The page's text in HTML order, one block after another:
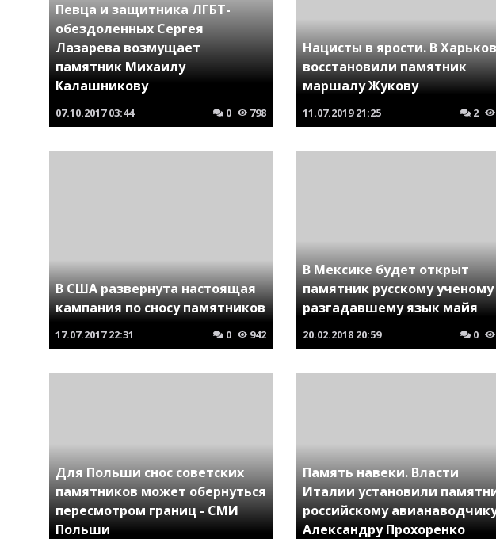
Певца и защитника ЛГБТ-
обездоленных Сергея
Лазарева возмущает
памятник Михаилу
Калашникову
07.10.2017 03:44 0 798
Нацисты в ярости. В
восстановили памятник
маршалу Жукову
11.07.201921:25 2
В США развернута настоящая
кампания по сносу памятников
17.07.2017 22:31 0 942
В Мексике будет открыт
памятник русскому ученому
разгадавшему язык майя
20.02.2018 20:59 0
Для Польши снос советских
памятников может обернуться
пересмотром границ - СМИ
Польши
Память навеки. Власти
Италии установили
российскому
Александру Прохоренко